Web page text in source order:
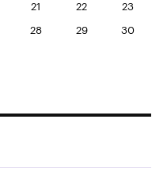
21 22 23
28 29 30